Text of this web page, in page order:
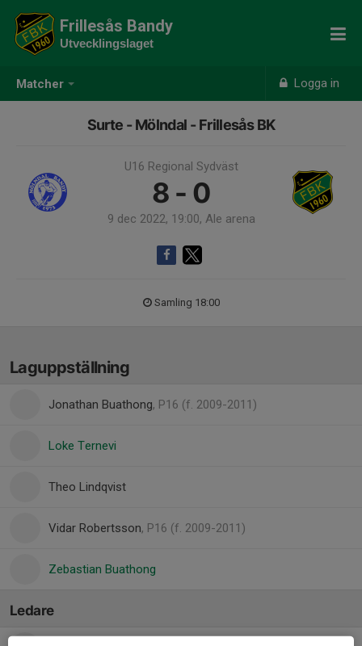
Matcher Logga in
Frillesås Bandy
Utvecklingslaget
Surte - Mölndal - Frillesås BK
U16 Regional Sydväst
8 - 0
9 dec 2022, 19:00, Ale arena
Samling 18:00
Laguppställning
Jonathan Buathong, P16 (f. 2009-2011)
Loke Ternevi
Theo Lindqvist
Vidar Robertsson, P16 (f. 2009-2011)
Zebastian Buathong
Ledare